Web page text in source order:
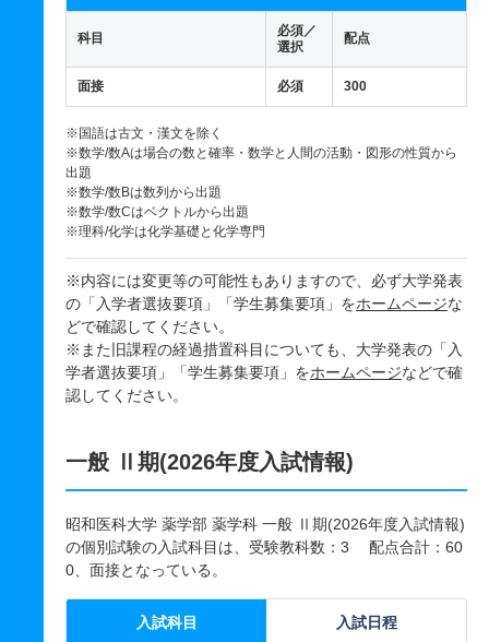
科目
必須／
選択
配点
面接 必須 300
※国語は古文・漢文を除く
※数学/数Aは場合の数と確率・数学と人間の活動・図形の性質から
出題
※数学/数Bは数列から出題
※数学/数Cはベクトルから出題
※理科/化学は化学基礎と化学専門
※内容には変更等の可能性もありますので、必ず大学発表
の「入学者選抜要項」「学生募集要項」をホームページな
どで確認してください。
※また旧課程の経過措置科目についても、大学発表の「入
学者選抜要項」「学生募集要項」をホームページなどで確
認してください。
一般 Ⅱ期(2026年度入試情報)
昭和医科大学 薬学部 薬学科 一般 Ⅱ期(2026年度入試情報)
の個別試験の入試科目は、受験教科数：3 配点合計：60
0、面接となっている。
入試科目 入試日程